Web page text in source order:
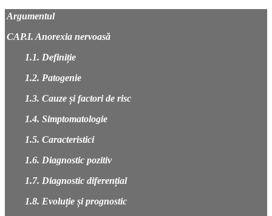
Argumentul
CAP.I. Anorexia nervoasă
1.1. Definiție
1.2. Patogenie
1.3. Cauze și factori de risc
1.4. Simptomatologie
1.5. Caracteristici
1.6. Diagnostic pozitiv
1.7. Diagnostic diferențial
1.8. Evoluție și prognostic